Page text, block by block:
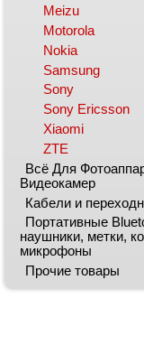
Meizu
Motorola
Nokia
Samsung
Sony
Sony Ericsson
Xiaomi
ZTE
Всё Для
Видеокамер
Кабели и
Портативные
наушники, метки,
микрофоны
Прочие товары